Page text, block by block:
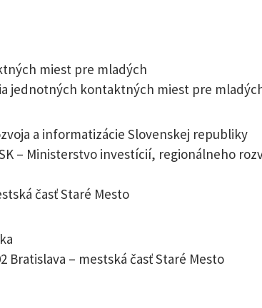
miest pre mladých
jednotných kontaktných miest pre
a informatizácie Slovenskej republiky
– Ministerstvo investícií, regionálneho
časť Staré Mesto
Bratislava – mestská časť Staré Mesto